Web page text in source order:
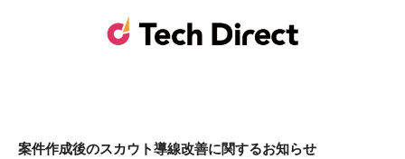
案件作成後のスカウト導線改善に関するお知らせ